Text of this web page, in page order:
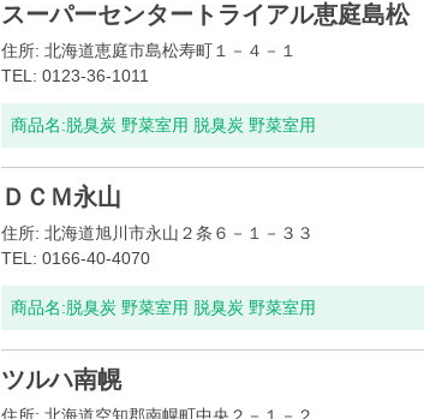
スーパーセンタートライアル恵庭島松
住所: 北海道恵庭市島松寿町１－４－１
TEL: 0123-36-1011
商品名:脱臭炭 野菜室用 脱臭炭 野菜室用
ＤＣＭ永山
住所: 北海道旭川市永山２条６－１－３３
TEL: 0166-40-4070
商品名:脱臭炭 野菜室用 脱臭炭 野菜室用
ツルハ南幌